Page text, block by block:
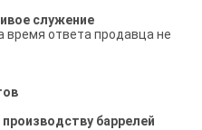
служение
время ответа продавца не
баррелей